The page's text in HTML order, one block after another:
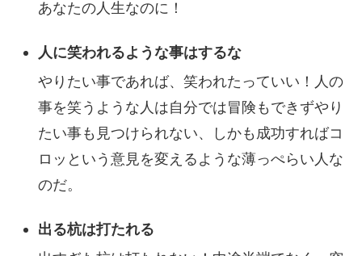
あなたの人生なのに！
人に笑われるような事はするな
やりたい事であれば、笑われたっていい！人の
事を笑うような人は自分では冒険もできずやり
たい事も見つけられない、しかも成功すればコ
ロッという意見を変えるような薄っぺらい人な
のだ。
出る杭は打たれる